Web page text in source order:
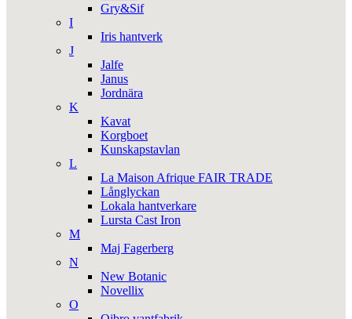
Gry&Sif
I
Iris hantverk
J
Jalfe
Janus
Jordnära
K
Kavat
Korgboet
Kunskapstavlan
L
La Maison Afrique FAIR TRADE
Långlyckan
Lokala hantverkare
Lursta Cast Iron
M
Maj Fagerberg
N
New Botanic
Novellix
O